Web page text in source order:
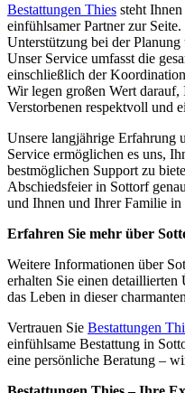
Bestattungen Thies steht
einfühlsamer Partner zur
Unterstützung bei der
Unser Service umfasst die
einschließlich der
Wir legen großen Wert darauf,
Verstorbenen respektvoll und
Unsere langjährige Erfahrung
Service ermöglichen es uns,
bestmöglichen Support zu
Abschiedsfeier in Sottorf
und Ihnen und Ihrer Familie
Erfahren Sie mehr über
Weitere Informationen über
erhalten Sie einen
das Leben in dieser
Vertrauen Sie Bestattungen
einfühlsame Bestattung in
eine persönliche Beratung –